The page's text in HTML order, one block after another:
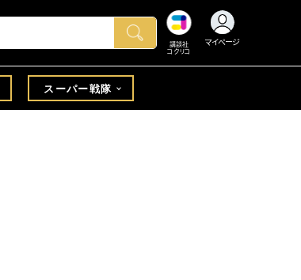
講談社
コクリコ
マイページ
スーパー戦隊